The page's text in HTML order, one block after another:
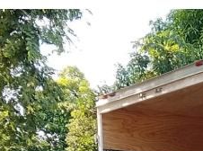
ACTIVIDADES DE ROCÍO
Vacaciones seguras:
elementos
turísticos